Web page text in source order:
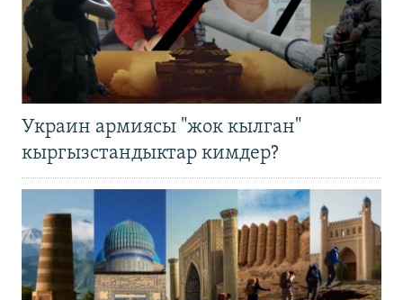
Украин армиясы "жок кылган"
кыргызстандыктар кимдер?